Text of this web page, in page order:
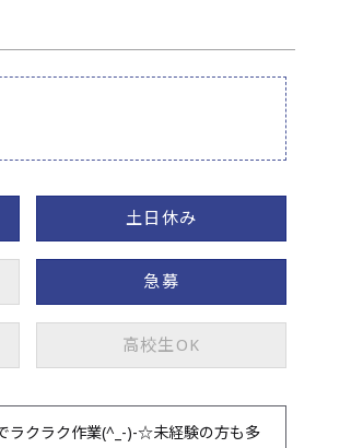
土日休み
急募
高校生OK
クラク作業(^_-)-☆未経験の方も多